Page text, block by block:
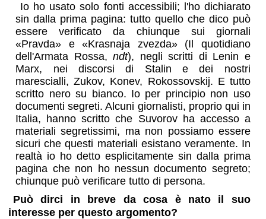
Io ho usato solo fonti accessibili; l'ho dichiarato
sin dalla prima pagina: tutto quello che dico può
essere verificato da chiunque sui giornali
«Pravda» e «Krasnaja zvezda» (Il quotidiano
dell'Armata Rossa,ndt), negli scritti di Lenin e
Marx, nei discorsi di Stalin e dei nostri
marescialli, Zukov, Konev, Rokossovskij. E tutto
scritto nero su bianco. Io per principio non uso
documenti segreti. Alcuni giornalisti, proprio qui in
Italia, hanno scritto che Suvorov ha accesso a
materiali segretissimi, ma non possiamo essere
sicuri che questi materiali esistano veramente. In
realtà io ho detto esplicitamente sin dalla prima
pagina che non ho nessun documento segreto;
chiunque può verificare tutto di persona.
Può dirci in breve da cosa è nato il suo
interesse per questo argomento?